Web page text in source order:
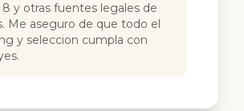
y otras fuentes legales de
Me aseguro de que todo el
y seleccion cumpla con